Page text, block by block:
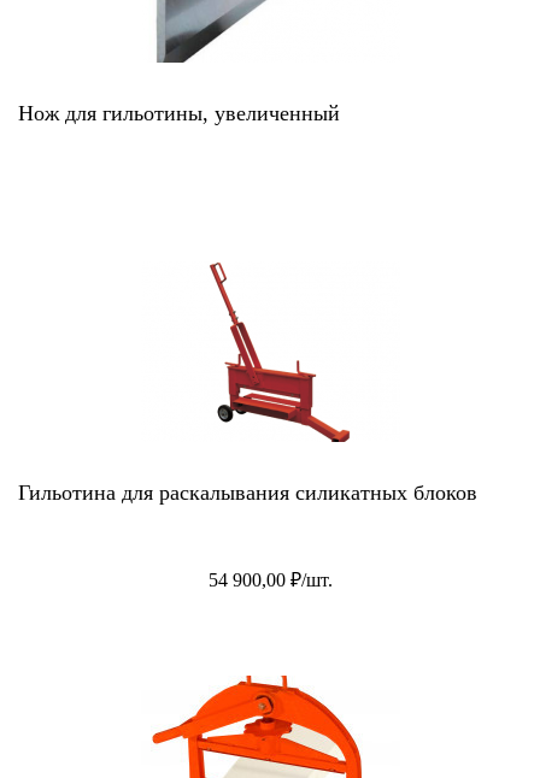
Нож для гильотины, увеличенный
Гильотина для раскалывания силикатных блоков
54 900,00 ₽/шт.